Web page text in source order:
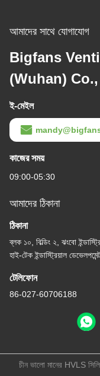
আমাদের সাথে যোগাযোগ
Bigfans
(Wuhan)
ই-মেইল
কাজের সময়
09:00-05:30
আমাদের ঠিকানা
ঠিকানা
ব্লক ১০, বিল্ডিং ২, ঝংবো
হাই-টেক ইন্ডাস্ট্রিয়াল
টেলিফোন
86-027-60706188
চীন ভালো মানের HVLS